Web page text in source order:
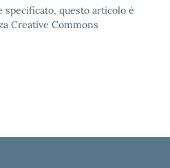
specificato, questo articolo è
Creative Commons